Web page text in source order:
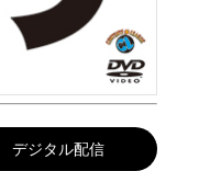
デジタル配信